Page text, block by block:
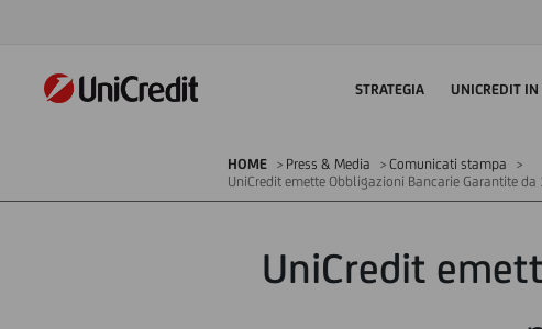
STRATEGIA UNICREDIT IN
HOME Press & Media
Comunicati stampa
UniCredit emette Obbligazioni Bancarie Garantite
UniCredit